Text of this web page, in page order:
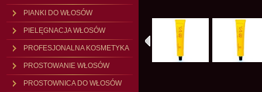
PIANKI DO WŁOSÓW
PIELĘGNACJA WŁOSÓW
PROFESJONALNA KOSMETYKA
PROSTOWANIE WŁOSÓW
PROSTOWNICA DO WŁOSÓW